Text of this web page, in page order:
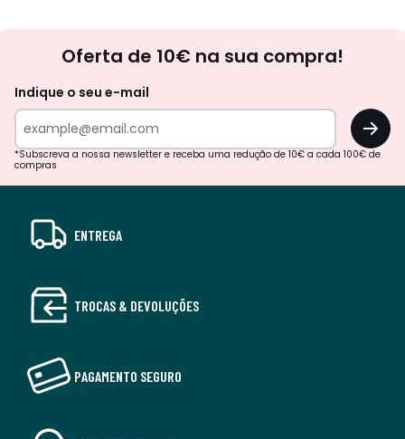
Oferta de 10€ na sua compra!
Indique o seu e-mail
OK
*Subscreva a nossa newsletter e receba uma redução de 10€ a cada 100€ de
compras
ENTREGA
TROCAS & DEVOLUÇÕES
PAGAMENTO SEGURO